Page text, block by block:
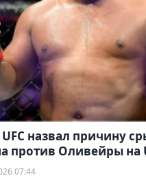
назвал причину
против Оливейры на
07:44